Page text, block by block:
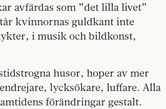
avfärdas som ”det lilla livet”
kvinnornas guldkant inte
i musik och bildkonst,
husor, hoper av mer
lycksökare, luffare. Alla
förändringar gestalt.